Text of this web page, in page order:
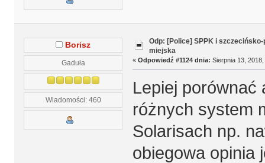
Borisz
Gaduła
Wiadomości: 460
Odp: [Police] SPPK i
miejska
« Odpowiedź #1124 dnia: Sierpnia 13,
Lepiej porównać
różnych system
Solarisach np.
obiegowa opinia